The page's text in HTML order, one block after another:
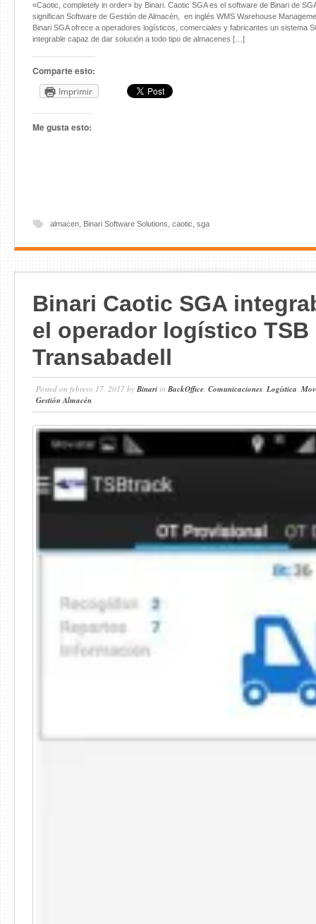
«Caotic, completely in order» by Binari. Caotic SGA es el software de Binari de
significan Software de Gestión de Almacén, en inglés WMS Warehouse
Binari SGA ofrece a operadores logísticos, comerciales y fabricantes un sistema
integrable capaz de dar solución a todo tipo de almacenes […]
Comparte esto:
Imprimir
Me gusta esto:
almacen Binari Software Solutions caotic sga
Binari Caotic SGA
el operador logístico TSB
Transabadell
Posted on febrero 17, 2017 by Binariin BackOffice, Comunicaciones, Logística,
Gestión Almacén